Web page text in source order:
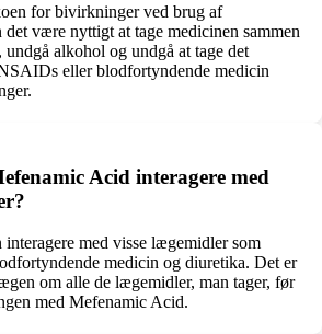
for bivirkninger ved brug af
være nyttigt at tage medicinen sammen
alkohol og undgå at tage det
eller blodfortyndende medicin
Acid interagere med
med visse lægemidler som
medicin og diuretika. Det er
om alle de lægemidler, man tager, før
med Mefenamic Acid.